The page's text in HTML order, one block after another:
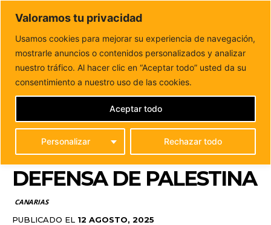
Valoramos tu privacidad
Usamos cookies para mejorar su experiencia de navegación,
mostrarle anuncios o contenidos personalizados y analizar
nuestro tráfico. Al hacer clic en “Aceptar todo” usted da su
consentimiento a nuestro uso de las cookies.
Personalizar Rechazar todo
Aceptar todo
DUNAS FM
Tu informacion de forma cercana
Inicio CANARIAS
Colectivos feministas de Canarias se
pronuncian en defensa de Palestina
COLECTIVOS
FEMINISTAS DE
CANARIAS SE
PRONUNCIAN EN
DEFENSA DE PALESTINA
CANARIAS
PUBLICADO EL 12 AGOSTO, 2025